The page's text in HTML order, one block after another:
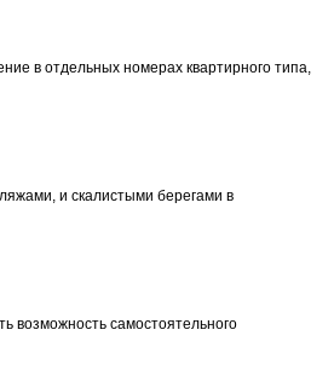
в отдельных номерах квартирного типа,
и скалистыми берегами в
возможность самостоятельного